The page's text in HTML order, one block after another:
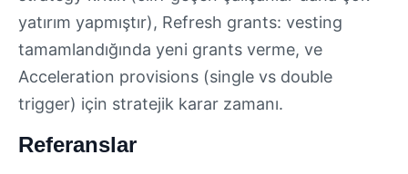
yatırım yapmıştır), Refresh grants: vesting
tamamlandığında yeni grants verme, ve
Acceleration provisions (single vs double
trigger) için stratejik karar zamanı.
Referanslar